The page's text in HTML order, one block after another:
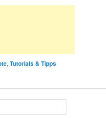
,Tutorials & Tipps